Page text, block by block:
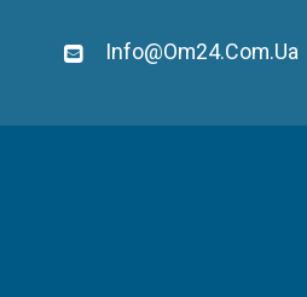
Info@om24.com.ua